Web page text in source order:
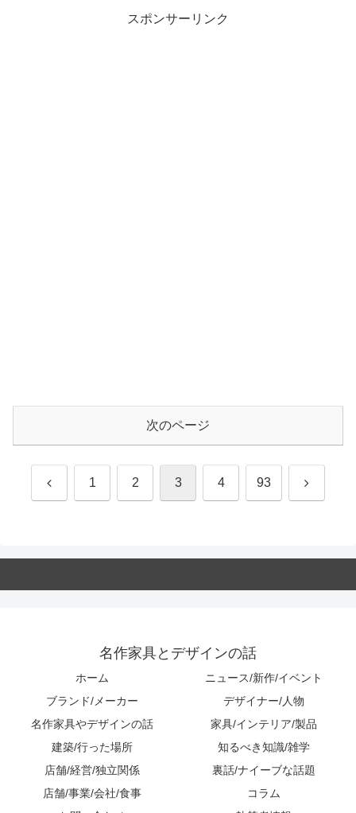
スポンサーリンク
次のページ
前 1 2 3 4 93 次
名作家具とデザインの話
ホーム
ニュース/新作/イベント
ブランド/メーカー
デザイナー/人物
名作家具やデザインの話
家具/インテリア/製品
建築/行った場所
知るべき知識/雑学
店舗/経営/独立関係
裏話/ナイーブな話題
店舗/事業/会社/食事
コラム